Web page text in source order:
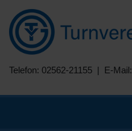
Telefon: 02562-21155 | E-Mail: